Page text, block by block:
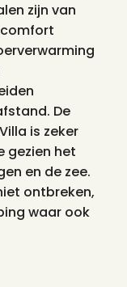
zijn van
De
is zeker
gezien het
en de zee.
ontbreken,
waar ook